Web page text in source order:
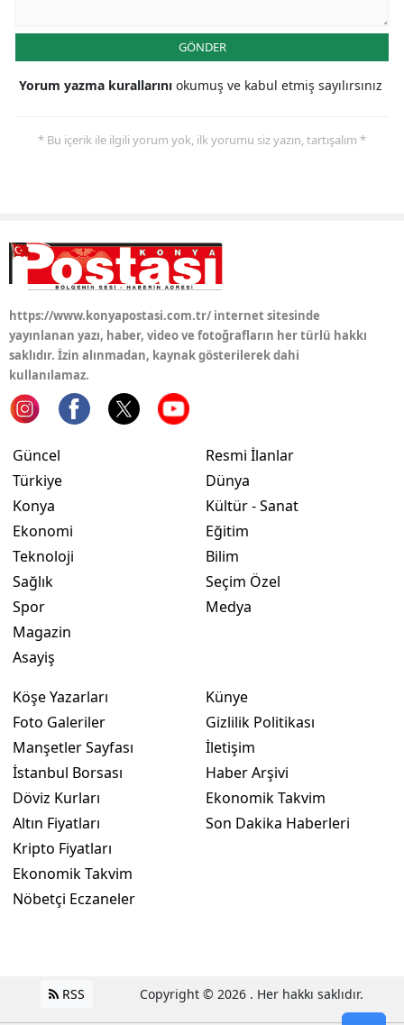
Nevşehir
Ordu
Sinop
Sivas
Tunceli
Uşak
Aksaray
Bayburt
Karaman
Ardahan
GÖNDER
Yorum yazma kurallarını okumuş ve kabul etmiş sayılırsınız
* Bu içerik ile ilgili yorum yok, ilk yorumu siz yazın, tartışalım *
https://www.konyapostasi.com.tr/ internet sitesinde
yayınlanan yazı, haber, video ve fotoğrafların her türlü hakkı
saklıdır. İzin alınmadan, kaynak gösterilerek dahi
kullanılamaz.
Güncel
Türkiye
Konya
Ekonomi
Teknoloji
Sağlık
Spor
Magazin
Asayiş
Resmi İlanlar
Dünya
Kültür - Sanat
Eğitim
Bilim
Seçim Özel
Medya
Köşe Yazarları
Foto Galeriler
Manşetler Sayfası
İstanbul Borsası
Döviz Kurları
Altın Fiyatları
Kripto Fiyatları
Ekonomik Takvim
Nöbetçi Eczaneler
Künye
Gizlilik Politikası
İletişim
Haber Arşivi
Ekonomik Takvim
Son Dakika Haberleri
RSS Copyright © 2026 . Her hakkı saklıdır.